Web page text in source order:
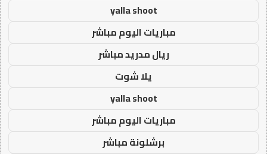
yalla shoot
مباريات اليوم مباشر
ريال مدريد مباشر
يلا شوت
yalla shoot
مباريات اليوم مباشر
برشلونة مباشر